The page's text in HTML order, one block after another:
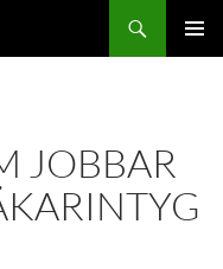
JOBBAR